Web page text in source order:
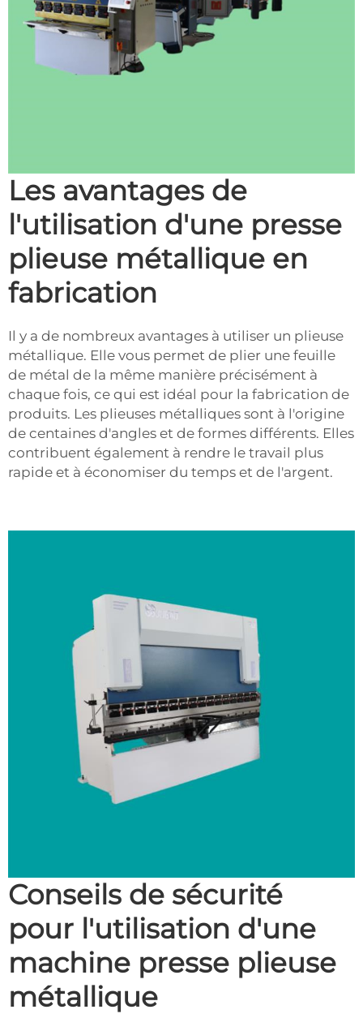
Les avantages de
l'utilisation d'une presse
plieuse métallique en
fabrication
Il y a de nombreux avantages à utiliser un plieuse
métallique. Elle vous permet de plier une feuille
de métal de la même manière précisément à
chaque fois, ce qui est idéal pour la fabrication de
produits. Les plieuses métalliques sont à l'origine
de centaines d'angles et de formes différents. Elles
contribuent également à rendre le travail plus
rapide et à économiser du temps et de l'argent.
Conseils de sécurité
pour l'utilisation d'une
machine presse plieuse
métallique